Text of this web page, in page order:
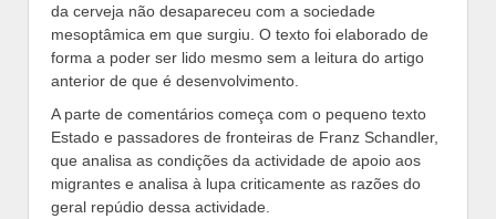
da cerveja não desapareceu com a sociedade
mesoptâmica em que surgiu. O texto foi elaborado de
forma a poder ser lido mesmo sem a leitura do artigo
anterior de que é desenvolvimento.
A parte de comentários começa com o pequeno texto
Estado e passadores de fronteiras de Franz Schandler,
que analisa as condições da actividade de apoio aos
migrantes e analisa à lupa criticamente as razões do
geral repúdio dessa actividade.